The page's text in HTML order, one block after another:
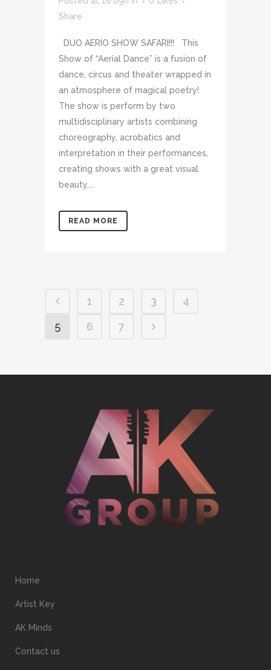
Share
DUO AERIO SHOW SAFARI!!! This
Show of “Aerial Dance” is a fusion of
dance, circus and theater wrapped in
an atmosphere of magical poetry!
The show is perform by two
multidisciplinary artists combining
choreography, acrobatics and
interpretation in their performances,
creating shows with a great visual
beauty,...
READ MORE
1 2 3
4
5
6 7
Home
Artist Key
AK Minds
Contact us